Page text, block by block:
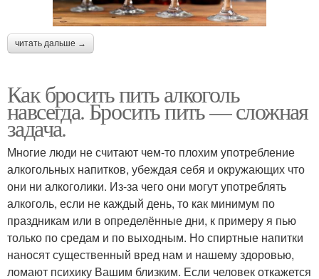
читать дальше →
Как бросить пить алкоголь
навсегда. Бросить пить — сложная
задача.
Многие люди не считают чем-то плохим употребление
алкогольных напитков, убеждая себя и окружающих что
они ни алкоголики. Из-за чего они могут употреблять
алкоголь, если не каждый день, то как минимум по
праздникам или в определённые дни, к примеру я пью
только по средам и по выходным. Но спиртные напитки
наносят существенный вред нам и нашему здоровью,
ломают психику Вашим близким. Если человек откажется